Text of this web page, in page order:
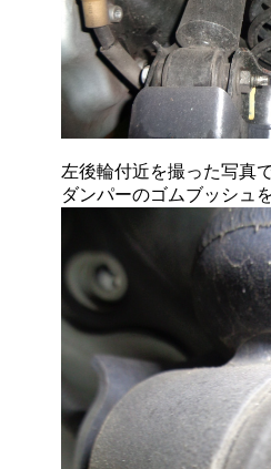
左後輪付近を撮った写真で
ダンパーのゴムブッシュ